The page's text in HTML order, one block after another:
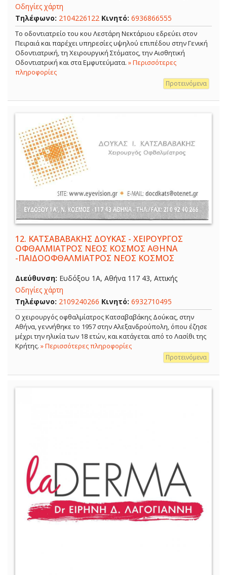
Οδηγίες χάρτη
Τηλέφωνο: 2104226122 Κινητό: 6936866555
Το οδοντιατρείο του κου Λεστάρη Νεκτάριου εδρεύει στον
Πειραιά και παρέχει υπηρεσίες υψηλού επιπέδου στην Γενική
Οδοντιατρική, τη Χειρουργική Στόματος, την Αισθητική
Οδοντιατρική και στα Εμφυτεύματα. » Περισσότερες
πληροφορίες
Προτεινόμενα
12. ΚΑΤΣΑΒΑΒΑΚΗΣ ΔΟΥΚΑΣ - ΧΕΙΡΟΥΡΓΟΣ
ΟΦΘΑΛΜΙΑΤΡΟΣ ΝΕΟΣ ΚΟΣΜΟΣ ΑΘΗΝΑ
-ΠΑΙΔΟΟΦΘΑΛΜΙΑΤΡΟΣ ΝΕΟΣ ΚΟΣΜΟΣ
Διεύθυνση: Ευδόξου 1Α, Αθήνα 117 43, Αττικής
Οδηγίες χάρτη
Τηλέφωνο: 2109240266 Κινητό: 6932710495
Ο χειρουργός οφθαλμίατρος Κατσαβαβάκης Δούκας, στην
Αθήνα, γεννήθηκε το 1957 στην Αλεξανδρούπολη, όπου έζησε
μέχρι την ηλικία των 18 ετών, και κατάγεται από το Λασίθι της
Κρήτης. » Περισσότερες πληροφορίες
Προτεινόμενα